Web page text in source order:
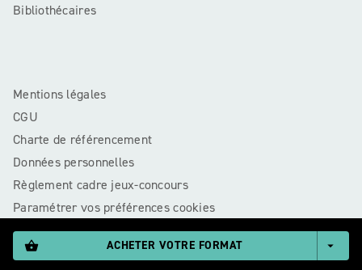
shopping_basket ACHETER VOTRE FORMAT arrow_drop_down
Bibliothécaires
Mentions légales
CGU
Charte de référencement
Données personnelles
Règlement cadre jeux-concours
Paramétrer vos préférences cookies